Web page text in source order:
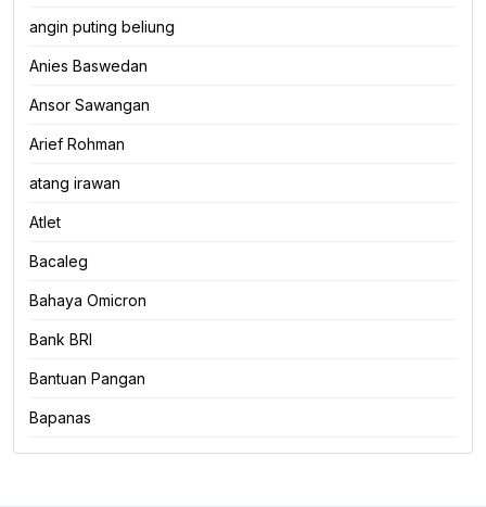
angin puting beliung
Anies Baswedan
Ansor Sawangan
Arief Rohman
atang irawan
Atlet
Bacaleg
Bahaya Omicron
Bank BRI
Bantuan Pangan
Bapanas